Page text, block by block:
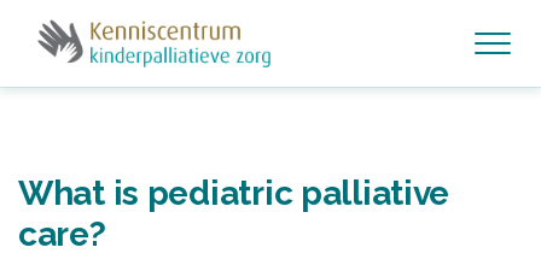
What is pediatric palliative
care?